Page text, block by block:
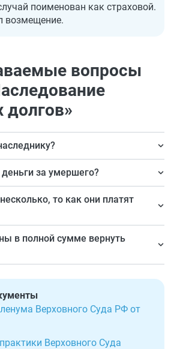
поименован как страховой.
возмещение.
вопросы
долгов»
за умершего?
наследник,
не перешло по
то как они платят
в полной сумме вернуть
получено от умершего.
Верховного Суда РФ от
Верховного Суда